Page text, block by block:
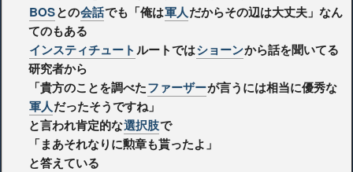
BOSとの会話でも「俺は軍人だからその辺は大丈夫」なん
てのもある
インスティチュートルートではショーンから話を聞いてる
研究者から
「貴方のことを調べたファーザーが言うには相当に優秀な
軍人だったそうですね」
と言われ肯定的な選択肢で
「まあそれなりに勲章も貰ったよ」
と答えている